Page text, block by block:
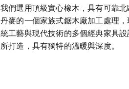
我們選用頂級實心橡木，具有可靠
丹麥的一個家族式鋸木廠加工處理
統工藝與現代技術的多個經典家具
所打造，具有獨特的溫暖與深度。